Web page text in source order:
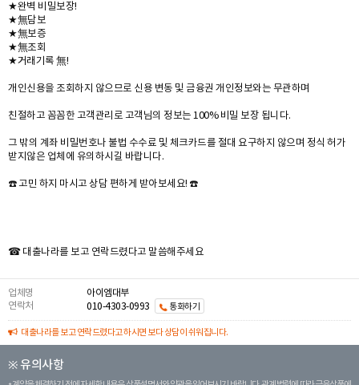
★완벽 비밀보장!
★無담보
★無보증
★無조회
★거래기록 無!
개인신용을 조회하지 않으므로 신용 변동 및 금융권 개인정보와는 무관하며
친절하고 꼼꼼한 고객관리로 고객님의 정보는 100% 비밀 보장 됩니다.
그 밖의 계좌 비밀번호나 불법 수수료 및 체크카드를 절대 요구하지 않으며 정식 허가
받지않은 업체에 유의하시길 바랍니다.
☎️ 고민 하지 마시고 상담 편하게 받아보세요! ☎️
☎ 대출나라를 보고 연락드렸다고 말씀해주세요
업체명
아이엠대부
연락처
010-4303-0993 통화하기
대출나라를 보고 연락드렸다고 하시면 보다 상담이 쉬워집니다.
※ 유의사항